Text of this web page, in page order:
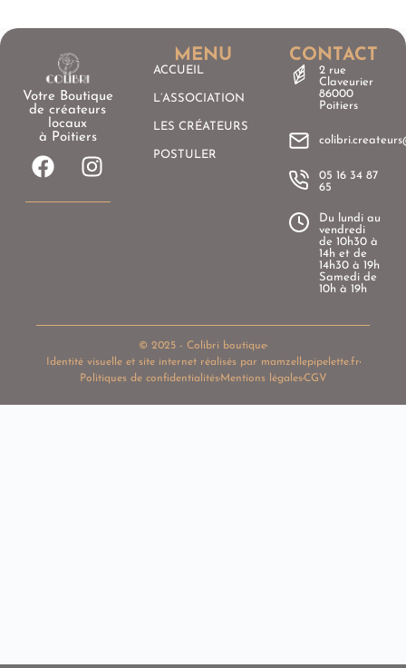
Votre Boutique
de créateurs
locaux
à Poitiers
MENU
ACCUEIL
L’ASSOCIATION
LES CRÉATEURS
POSTULER
CONTACT
2 rue
Claveurier
86000
Poitiers
05 16 34 87
65
Du lundi au
vendredi
de 10h30 à
14h et de
14h30 à 19h
Samedi de
10h à 19h
© 2025 - Colibri boutique
Identité visuelle et site internet réalisés par mamzellepipelette.fr
Politiques de confidentialitésMentions légalesCGV